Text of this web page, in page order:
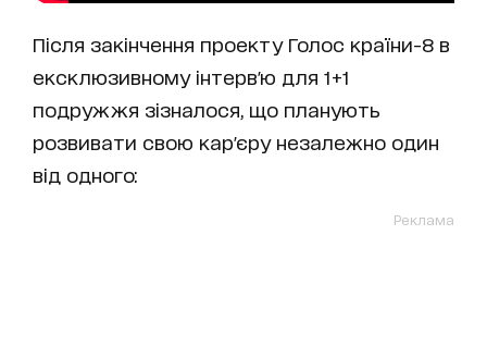
Після закінчення проекту Голос країни-8 в
ексклюзивному інтерв'ю для 1+1
подружжя зізналося, що планують
розвивати свою кар'єру незалежно один
від одного:
Реклама